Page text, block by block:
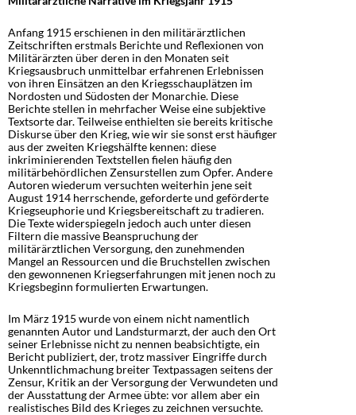
Anfang 1915 erschienen in den militärärztlichen
Zeitschriften erstmals Berichte und Reflexionen von
Militärärzten über deren in den Monaten seit
Kriegsausbruch unmittelbar erfahrenen Erlebnissen
von ihren Einsätzen an den Kriegsschauplätzen im
Nordosten und Südosten der Monarchie. Diese
Berichte stellen in mehrfacher Weise eine subjektive
Textsorte dar. Teilweise enthielten sie bereits kritische
Diskurse über den Krieg, wie wir sie sonst erst häufiger
aus der zweiten Kriegshälfte kennen: diese
inkriminierenden Textstellen fielen häufig den
militärbehördlichen Zensurstellen zum Opfer. Andere
Autoren wiederum versuchten weiterhin jene seit
August 1914 herrschende, geforderte und geförderte
Kriegseuphorie und Kriegsbereitschaft zu tradieren.
Die Texte widerspiegeln jedoch auch unter diesen
Filtern die massive Beanspruchung der
militärärztlichen Versorgung, den zunehmenden
Mangel an Ressourcen und die Bruchstellen zwischen
den gewonnenen Kriegserfahrungen mit jenen noch zu
Kriegsbeginn formulierten Erwartungen.
Im März 1915 wurde von einem nicht namentlich
genannten Autor und Landsturmarzt, der auch den Ort
seiner Erlebnisse nicht zu nennen beabsichtigte, ein
Bericht publiziert, der, trotz massiver Eingriffe durch
Unkenntlichmachung breiter Textpassagen seitens der
Zensur, Kritik an der Versorgung der Verwundeten und
der Ausstattung der Armee übte: vor allem aber ein
realistisches Bild des Krieges zu zeichnen versuchte.